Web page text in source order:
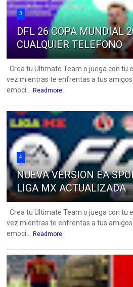
3
DFL 26 COPA MUNDIAL
CUALQUIER TELEFONO
Crea tu Ultimate Team o juega con tu
vez mientras te enfrentas a tus
emoci... Readmore
4
NUEVA VERSION EA
LIGA MX ACTUALIZADA
Crea tu Ultimate Team o juega con tu
vez mientras te enfrentas a tus
emoci... Readmore